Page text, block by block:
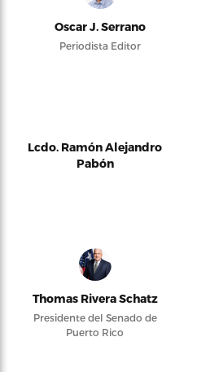
Oscar J. Serrano
Periodista Editor
Lcdo. Ramón Alejandro
Pabón
Thomas Rivera Schatz
Presidente del Senado de
Puerto Rico